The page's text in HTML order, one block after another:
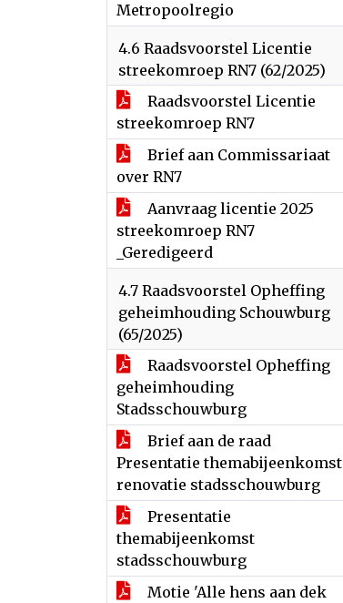
Metropoolregio
4.6 Raadsvoorstel Licentie
streekomroep RN7 (62/2025)
Raadsvoorstel Licentie
streekomroep RN7
Brief aan Commissariaat
over RN7
Aanvraag licentie 2025
streekomroep RN7
_Geredigeerd
4.7 Raadsvoorstel Opheffing
geheimhouding Schouwburg
(65/2025)
Raadsvoorstel Opheffing
geheimhouding
Stadsschouwburg
Brief aan de raad
Presentatie themabijeenkomst
renovatie stadsschouwburg
Presentatie
themabijeenkomst
stadsschouwburg
Motie 'Alle hens aan dek